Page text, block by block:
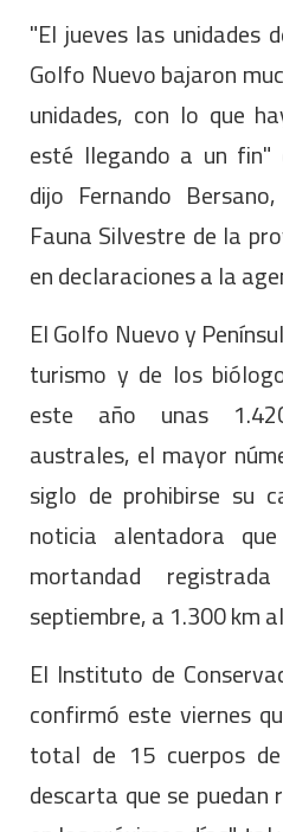
"El jueves las unidades
Golfo Nuevo bajaron
unidades, con lo que
esté llegando a un
dijo Fernando
Fauna Silvestre de la
en declaraciones a la
El Golfo Nuevo y
turismo y de los
este año unas
australes, el mayor
siglo de prohibirse su
noticia alentadora
mortandad
septiembre, a 1.300 km
El Instituto de
confirmó este viernes
total de 15 cuerpos
descarta que se